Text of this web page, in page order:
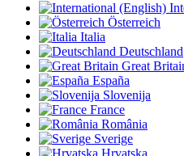
Österreich
Italia
Deutschland
Great
España
Slovenija
France
România
Sverige